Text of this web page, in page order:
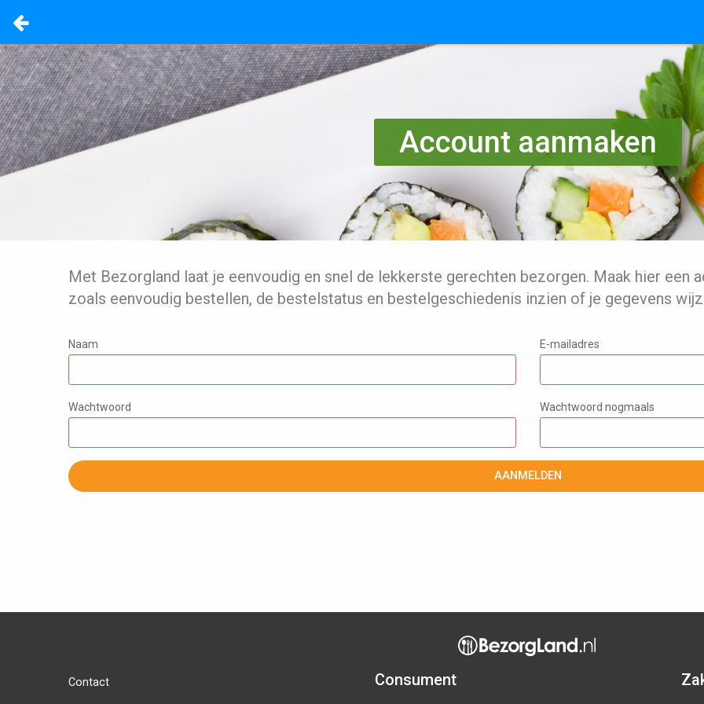
Account aanmaken
Met Bezorgland laat je eenvoudig en snel de lekkerste gerechten bezorgen. Maak hier een
zoals eenvoudig bestellen, de bestelstatus en bestelgeschiedenis inzien of je gegevens
Naam E-mailadres
Wachtwoord Wachtwoord nogmaals
AANMELDEN
Contact Consument